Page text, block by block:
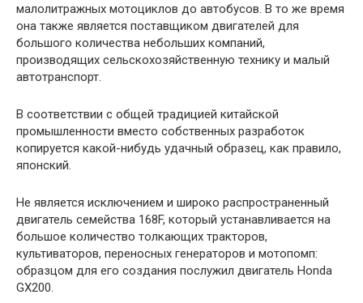
малолитражных мотоциклов до автобусов. В то же время
она также является поставщиком двигателей для
большого количества небольших компаний,
производящих сельскохозяйственную технику и малый
автотранспорт.
В соответствии с общей традицией китайской
промышленности вместо собственных разработок
копируется какой-нибудь удачный образец, как правило,
японский.
Не является исключением и широко распространенный
двигатель семейства 168F, который устанавливается на
большое количество толкающих тракторов,
культиваторов, переносных генераторов и мотопомп:
образцом для его создания послужил двигатель Honda
GX200.